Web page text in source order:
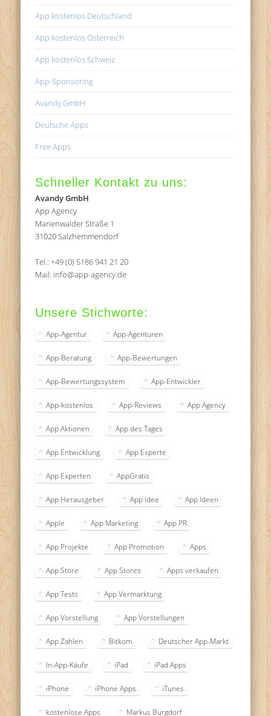
App kostenlos Deutschland
App kostenlos Österreich
App kostenlos Schweiz
App-Sponsoring
Avandy GmbH
Deutsche Apps
Free Apps
Schneller Kontakt zu uns:
Avandy GmbH
App Agency
Marienwalder Straße 1
31020 Salzhemmendorf
Tel.: +49 (0) 5186 941 21 20
Mail: info@app-agency.de
Unsere Stichworte:
App-Agentur App-Agenturen
App-Beratung App-Bewertungen
App-Bewertungssystem App-Entwickler
App-kostenlos App-Reviews App Agency
App Aktionen App des Tages
App Entwicklung App Experte
App Experten AppGratis
App Herausgeber App Idee App Ideen
Apple App Marketing App PR
App Projekte App Promotion Apps
App Store App Stores Apps verkaufen
App Tests App Vermarktung
App Vorstellung App Vorstellungen
App Zahlen Bitkom Deutscher App-Markt
In-App-Käufe iPad iPad Apps
iPhone iPhone Apps iTunes
kostenlose Apps Markus Burgdorf